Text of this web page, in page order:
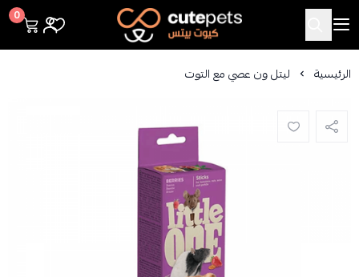
Cutepets
0
الرئيسية ليتل ون عصي مع التوت